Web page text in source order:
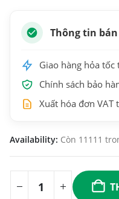
Thông tin
Giao hàng hỏa tốc
Chính sách bảo
Xuất hóa đơn VAT
Availability: Còn 11111